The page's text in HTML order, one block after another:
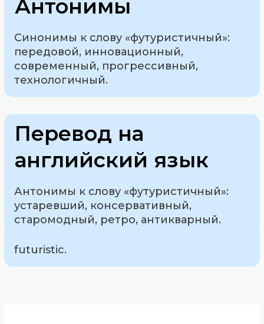
Антонимы
Синонимы к слову «футуристичный»:
передовой, инновационный,
современный, прогрессивный,
технологичный.
Перевод на
английский язык
Антонимы к слову «футуристичный»:
устаревший, консервативный,
старомодный, ретро, антикварный.
futuristic.